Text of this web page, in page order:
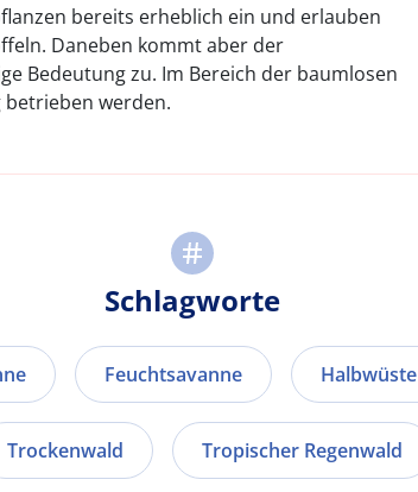
bereits erheblich ein und erlauben
Daneben kommt aber der
Bedeutung zu. Im Bereich der baumlosen
werden.
Schlagworte
Feuchtsavanne Halbwüste
Trockenwald Tropischer Regenwald